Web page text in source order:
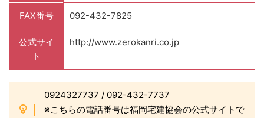
FAX番号 092-432-7825
公式サイ
ト
http://www.zerokanri.co.jp
0924327737 / 092-432-7737
※こちらの電話番号は福岡宅建協会の公式サイトで